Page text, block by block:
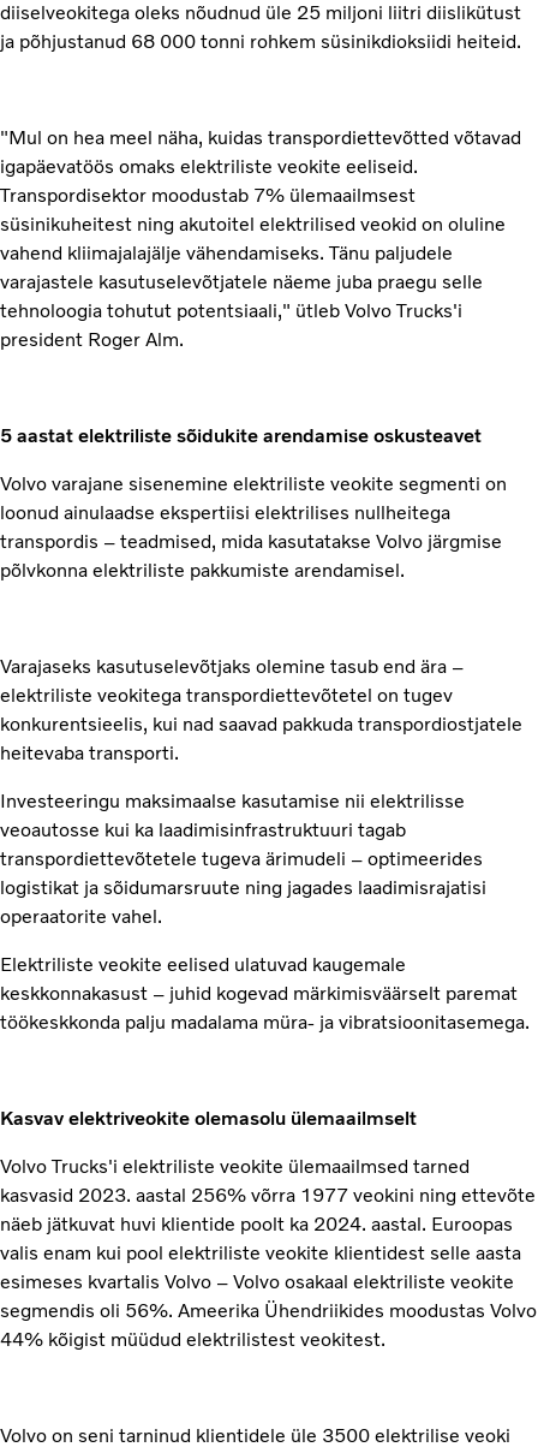
diiselveokitega oleks nõudnud üle 25 miljoni liitri diislikütust
ja põhjustanud 68 000 tonni rohkem süsinikdioksiidi heiteid.
"Mul on hea meel näha, kuidas transpordiettevõtted võtavad
igapäevatöös omaks elektriliste veokite eeliseid.
Transpordisektor moodustab 7% ülemaailmsest
süsinikuheitest ning akutoitel elektrilised veokid on oluline
vahend kliimajalajälje vähendamiseks. Tänu paljudele
varajastele kasutuselevõtjatele näeme juba praegu selle
tehnoloogia tohutut potentsiaali," ütleb Volvo Trucks'i
president Roger Alm.
5 aastat elektriliste sõidukite arendamise oskusteavet
Volvo varajane sisenemine elektriliste veokite segmenti on
loonud ainulaadse ekspertiisi elektrilises nullheitega
transpordis – teadmised, mida kasutatakse Volvo järgmise
põlvkonna elektriliste pakkumiste arendamisel.
Varajaseks kasutuselevõtjaks olemine tasub end ära –
elektriliste veokitega transpordiettevõtetel on tugev
konkurentsieelis, kui nad saavad pakkuda transpordiostjatele
heitevaba transporti.
Investeeringu maksimaalse kasutamise nii elektrilisse
veoautosse kui ka laadimisinfrastruktuuri tagab
transpordiettevõtetele tugeva ärimudeli – optimeerides
logistikat ja sõidumarsruute ning jagades laadimisrajatisi
operaatorite vahel.
Elektriliste veokite eelised ulatuvad kaugemale
keskkonnakasust – juhid kogevad märkimisväärselt paremat
töökeskkonda palju madalama müra- ja vibratsioonitasemega.
Kasvav elektriveokite olemasolu ülemaailmselt
Volvo Trucks'i elektriliste veokite ülemaailmsed tarned
kasvasid 2023. aastal 256% võrra 1977 veokini ning ettevõte
näeb jätkuvat huvi klientide poolt ka 2024. aastal. Euroopas
valis enam kui pool elektriliste veokite klientidest selle aasta
esimeses kvartalis Volvo – Volvo osakaal elektriliste veokite
segmendis oli 56%. Ameerika Ühendriikides moodustas Volvo
44% kõigist müüdud elektrilistest veokitest.
Volvo on seni tarninud klientidele üle 3500 elektrilise veoki